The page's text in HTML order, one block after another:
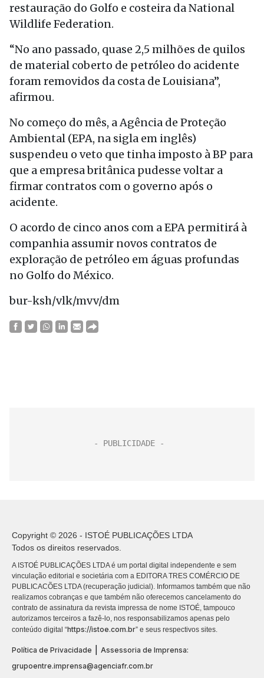
restauração do Golfo e costeira da National
Wildlife Federation.
“No ano passado, quase 2,5 milhões de quilos
de material coberto de petróleo do acidente
foram removidos da costa de Louisiana”,
afirmou.
No começo do mês, a Agência de Proteção
Ambiental (EPA, na sigla em inglês)
suspendeu o veto que tinha imposto à BP para
que a empresa britânica pudesse voltar a
firmar contratos com o governo após o
acidente.
O acordo de cinco anos com a EPA permitirá à
companhia assumir novos contratos de
exploração de petróleo em águas profundas
no Golfo do México.
bur-ksh/vlk/mvv/dm
Copyright © 2026 - ISTOÉ PUBLICAÇÕES LTDA
Todos os direitos reservados.
A ISTOÉ PUBLICAÇÕES LTDA é um portal digital independente e sem
vinculação editorial e societária com a EDITORA TRES COMÉRCIO DE
PUBLICACÕES LTDA (recuperação judicial). Informamos também que não
realizamos cobranças e que também não oferecemos cancelamento do
contrato de assinatura da revista impressa de nome ISTOÉ, tampouco
autorizamos terceiros a fazê-lo, nos responsabilizamos apenas pelo
conteúdo digital “https://istoe.com.br” e seus respectivos sites.
Política de Privacidade
Assessoria de Imprensa:
grupoentre.imprensa@agenciafr.com.br